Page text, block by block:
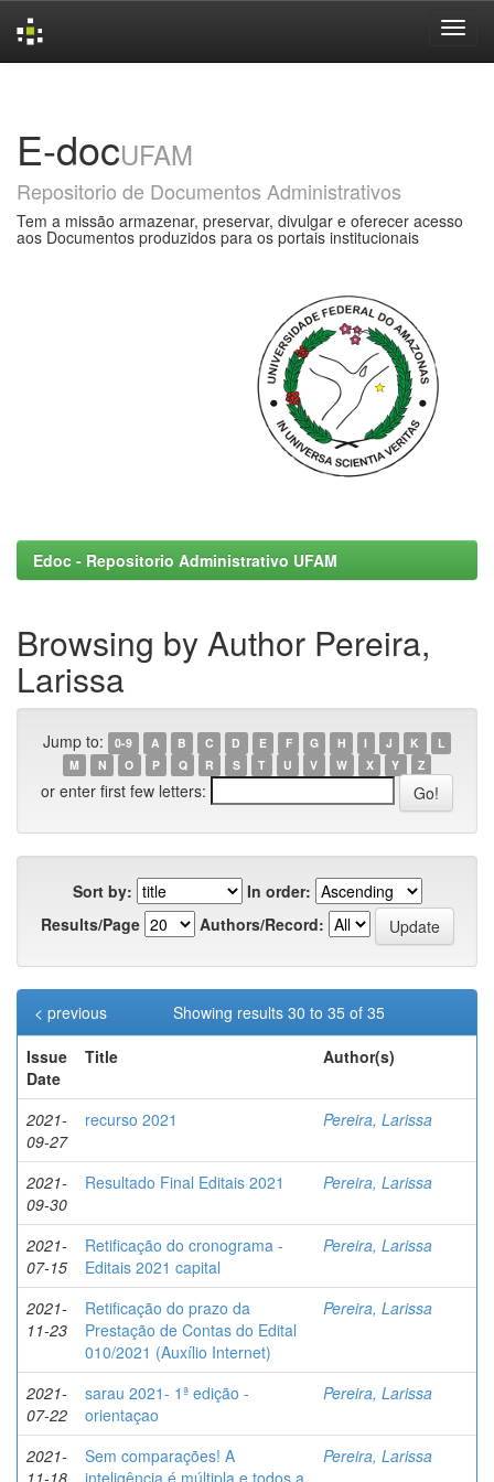
E-docUFAM
Repositorio de Documentos Administrativos
Tem a missão armazenar, preservar, divulgar e oferecer acesso
aos Documentos produzidos para os portais institucionais
Edoc - Repositorio Administrativo UFAM
Browsing by Author Pereira,
Larissa
Jump to: 0-9 A B C D E F G H I J K
L
M
N O P Q R S T U V W X Y Z
or enter first few letters:
Sort by:
In order:
Results/Page
Authors/Record:
Showing results 30 to 35 of 35
< previous
Issue
Date
Title Author(s)
2021-
09-27
recurso 2021 Pereira, Larissa
2021-
09-30
Resultado Final Editais 2021 Pereira, Larissa
2021-
07-15
Retificação do cronograma -
Editais 2021 capital
Pereira, Larissa
2021-
11-23
Retificação do prazo da
Prestação de Contas do Edital
010/2021 (Auxílio Internet)
Pereira, Larissa
2021-
07-22
sarau 2021- 1ª edição -
orientaçao
Pereira, Larissa
2021-
11-18
Sem comparações! A
inteligência é múltipla e todos a
Pereira, Larissa